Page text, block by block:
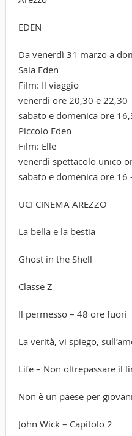
EDEN
Da venerdì 31 marzo a
Sala Eden
Film: Il viaggio
venerdì ore 20,30 e 22,30
sabato e domenica ore
Piccolo Eden
Film: Elle
venerdì spettacolo unico
sabato e domenica ore 16
UCI CINEMA AREZZO
La bella e la bestia
Ghost in the Shell
Classe Z
Il permesso – 48 ore fuori
La verità, vi spiego,
Life – Non oltrepassare il
Non è un paese per giovani
John Wick – Capitolo 2